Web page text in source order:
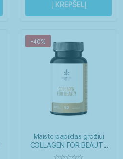
Į KREPŠELĮ
-40%
Maisto papildas grožiui
COLLAGEN FOR BEAUTY
N90